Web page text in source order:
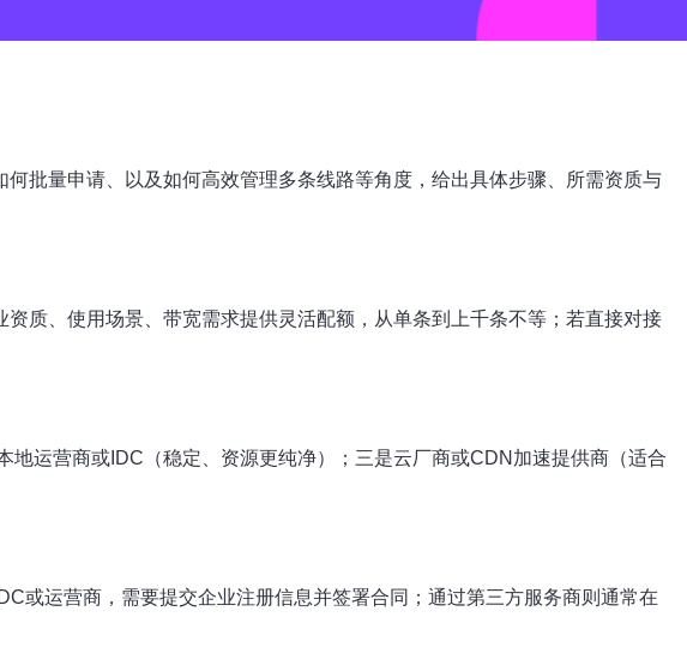
批量申请、以及如何高效管理多条线路等角度，给出具体步骤、所需资质与
质、使用场景、带宽需求提供灵活配额，从单条到上千条不等；若直接对接
地运营商或IDC（稳定、资源更纯净）；三是云厂商或CDN加速提供商（适合
或运营商，需要提交企业注册信息并签署合同；通过第三方服务商则通常在